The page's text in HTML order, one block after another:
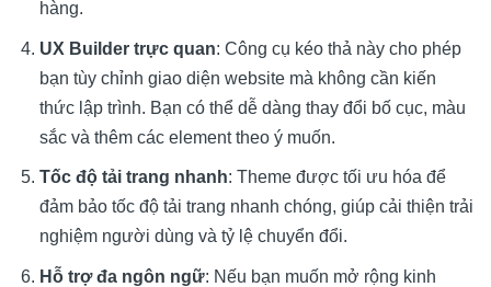
hàng.
UX Builder trực quan: Công cụ kéo thả này cho phép
bạn tùy chỉnh giao diện website mà không cần kiến
thức lập trình. Bạn có thể dễ dàng thay đổi bố cục, màu
sắc và thêm các element theo ý muốn.
Tốc độ tải trang nhanh: Theme được tối ưu hóa để
đảm bảo tốc độ tải trang nhanh chóng, giúp cải thiện trải
nghiệm người dùng và tỷ lệ chuyển đổi.
Hỗ trợ đa ngôn ngữ: Nếu bạn muốn mở rộng kinh